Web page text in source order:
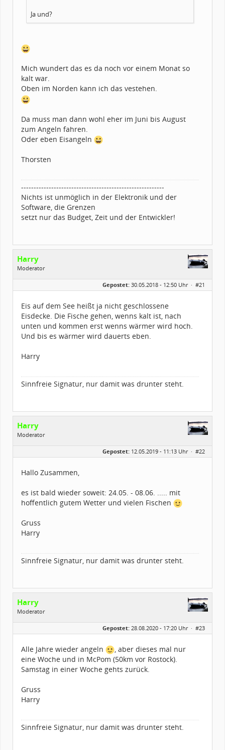
Ja und?
Mich wundert das es da noch vor einem Monat so
kalt war.
Oben im Norden kann ich das vestehen.
Da muss man dann wohl eher im Juni bis August
zum Angeln fahren.
Oder eben Eisangeln
Thorsten
---------------------------------------------------------
Nichts ist unmöglich in der Elektronik und der
Software, die Grenzen
setzt nur das Budget, Zeit und der Entwickler!
Harry
Moderator
Geschlecht:
zwischen Augsburg und Ulm
Alter:
61
Dabei seit:
03 / 2003
Gepostet: 30.05.2018 - 12:50 Uhr · #21
Eis auf dem See heißt ja nicht geschlossene
Eisdecke. Die Fische gehen, wenns kalt ist, nach
unten und kommen erst wenns wärmer wird hoch.
Und bis es wärmer wird dauerts eben.
Harry
Sinnfreie Signatur, nur damit was drunter steht.
Harry
Moderator
zwischen Augsburg und Ulm
Alter:
61
Dabei seit:
03 / 2003
Gepostet: 12.05.2019 - 11:13 Uhr · #22
Hallo Zusammen,
es ist bald wieder soweit: 24.05. - 08.06. ..... mit
hoffentlich gutem Wetter und vielen Fischen
Gruss
Harry
Sinnfreie Signatur, nur damit was drunter steht.
Harry
Moderator
Geschlecht:
zwischen Augsburg und Ulm
Alter:
61
Dabei seit:
03 / 2003
Gepostet: 28.08.2020 - 17:20 Uhr · #23
Alle Jahre wieder angeln
, aber dieses mal nur
eine Woche und in McPom (50km vor Rostock).
Samstag in einer Woche gehts zurück.
Gruss
Harry
Sinnfreie Signatur, nur damit was drunter steht.